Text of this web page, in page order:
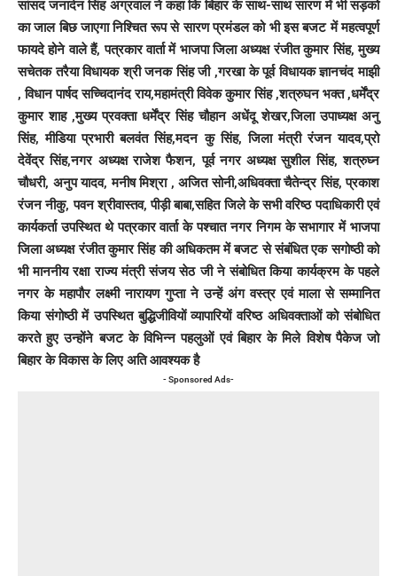
सांसद जनार्दन सिंह अग्रवाल ने कहा कि बिहार के साथ-साथ सारण में भी सड़को
का जाल बिछ जाएगा निश्चित रूप से सारण प्रमंडल को भी इस बजट में महत्वपूर्ण
फायदे होने वाले हैं, पत्रकार वार्ता में भाजपा जिला अध्यक्ष रंजीत कुमार सिंह, मुख्य
सचेतक तरैया विधायक श्री जनक सिंह जी ,गरखा के पूर्व विधायक ज्ञानचंद माझी
, विधान पार्षद सच्चिदानंद राय,महामंत्री विवेक कुमार सिंह ,शत्रुघन भक्त ,धर्मेंद्र
कुमार शाह ,मुख्य प्रवक्ता धर्मेंद्र सिंह चौहान अधेंदू शेखर,जिला उपाध्यक्ष अनु
सिंह, मीडिया प्रभारी बलवंत सिंह,मदन कु सिंह, जिला मंत्री रंजन यादव,प्रो
देवेंद्र सिंह,नगर अध्यक्ष राजेश फैशन, पूर्व नगर अध्यक्ष सुशील सिंह, शत्रुघ्न
चौधरी, अनुप यादव, मनीष मिश्रा , अजित सोनी,अधिवक्ता चैतेन्द्र सिंह, प्रकाश
रंजन नीकु, पवन श्रीवास्तव, पीड़ी बाबा,सहित जिले के सभी वरिष्ठ पदाधिकारी एवं
कार्यकर्ता उपस्थित थे पत्रकार वार्ता के पश्चात नगर निगम के सभागार में भाजपा
जिला अध्यक्ष रंजीत कुमार सिंह की अधिकतम में बजट से संबंधित एक सगोष्ठी को
भी माननीय रक्षा राज्य मंत्री संजय सेठ जी ने संबोधित किया कार्यक्रम के पहले
नगर के महापौर लक्ष्मी नारायण गुप्ता ने उन्हें अंग वस्त्र एवं माला से सम्मानित
किया संगोष्ठी में उपस्थित बुद्धिजीवियों व्यापारियों वरिष्ठ अधिवक्ताओं को संबोधित
करते हुए उन्होंने बजट के विभिन्न पहलुओं एवं बिहार के मिले विशेष पैकेज जो
बिहार के विकास के लिए अति आवश्यक है
- Sponsored Ads-